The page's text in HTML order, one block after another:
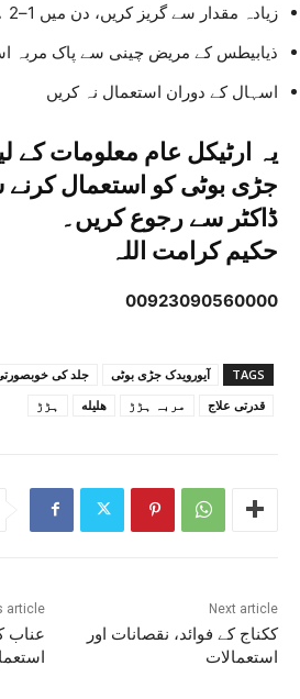
زیادہ مقدار سے گریز کریں، دن میں 1–2 مربہ کافی ہے
ذیابیطس کے مریض چینی سے پاک مربہ
اسہال کے دوران استعمال نہ کریں
یہ ارٹیکل عام معلومات کے
جڑی بوٹی کو استعمال کرنے
ڈاکٹر سے رجوع کریں۔
حکیم کرامت اللہ
00923090560000
TAGS آیورویدک جڑی بوٹی جلد کی
قدرتی علاج
مربہ ہڑڑ هليله ہڑڑ
article
عناب
Next article
ککناج کے فوائد، نقصانات اور
استعمالات